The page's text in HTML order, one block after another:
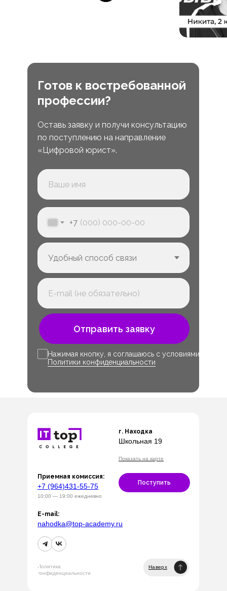
Готов к востребованной
профессии?
Оставь заявку и получи консультацию
по поступлению на направление
«Цифровой юрист».
+7
Отправить заявку
Нажимая кнопку, я соглашаюсь с условиями
Политики конфиденциальности
Наверх
Политика
конфиденциальности
10:00 — 19:00 ежедневно
г. Находка
nahodka@top-academy.ru
E-mail:
Приемная комиссия:
Школьная 19
Показать на карте
Поступить
+7 (964)431-55-75